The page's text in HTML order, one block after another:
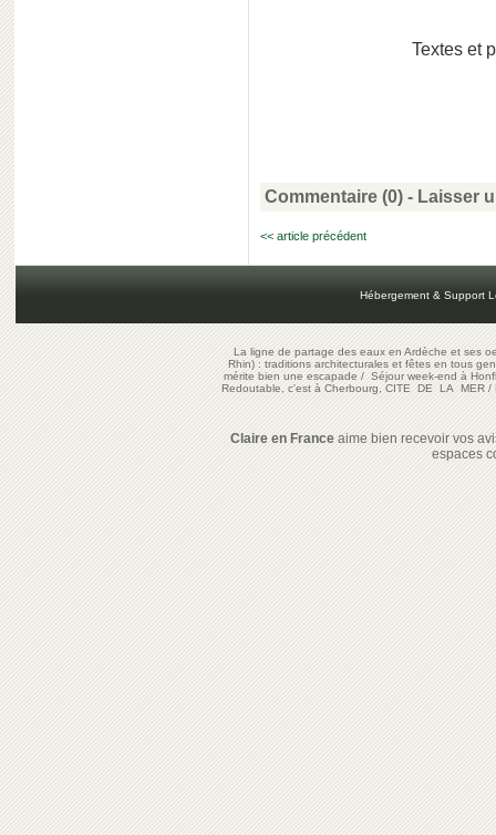
Textes et
Commentaire (0) - Laisser
<< article précédent
Hébergement & Support
La ligne de partage des eaux en Ardèche et ses
Rhin) : traditions architecturales et fêtes en tous
mérite bien une escapade/Séjour week-end à
Redoutable, c'est à Cherbourg, CITE DE LA MER/
Claire en Franceaime bien recevoir vos
espaces